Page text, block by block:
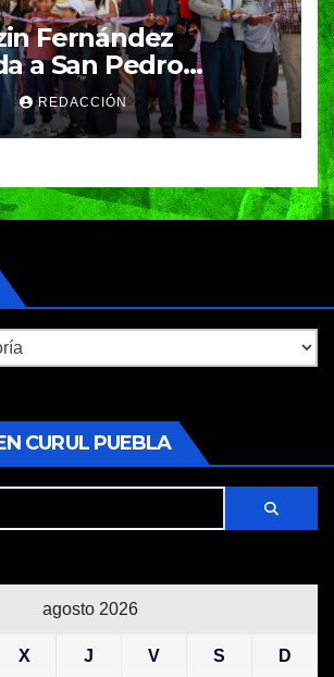
Fernández
a San Pedro
como referente en
inteligente
REDACCIÓN
CURUL PUEBLA
agosto 2026
X J V S D